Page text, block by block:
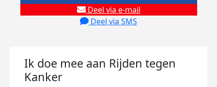
Deel via e-mail
Deel via SMS
Ik doe mee aan Rijden tegen
Kanker